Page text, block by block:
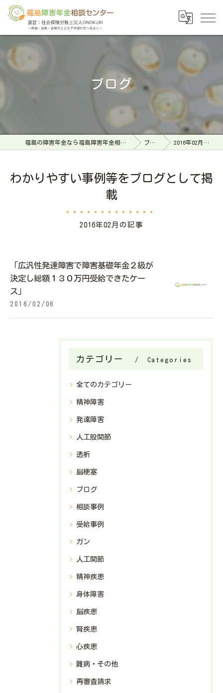
ブログ
福島の障害年金なら福島障害年金相談センター ブログ 2016年02月の記事
わかりやすい事例等をブログとして掲
載
2016年02月の記事
「広汎性発達障害で障害基礎年金２級が
決定し総額１３０万円受給できたケー
ス」
2016/02/06
カテゴリー Categories
全てのカテゴリー
精神障害
発達障害
人工股関節
透析
脳梗塞
ブログ
相談事例
受給事例
ガン
人工関節
精神疾患
身体障害
脳疾患
腎疾患
心疾患
難病・その他
再審査請求